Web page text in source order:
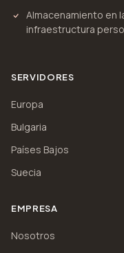
Almacenamiento en
infraestructura
SERVIDORES
Europa
Bulgaria
Países Bajos
Suecia
EMPRESA
Nosotros